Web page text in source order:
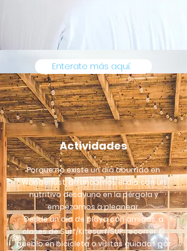
Actividades
Porque no existe un día aburrido en
Wanderlust, arrancamos el día con un
nutritivo desayuno en la pérgola y
empezamos a pleanear.
Desde un día de playa con amigos, a
clases de Surf/Kitesurf/SUP, recorrer el
pueblo en bicicleta o visitas guiadas por
Enterate más aquí.